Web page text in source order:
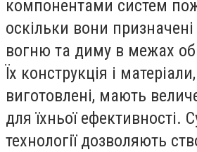
компонентами систем
оскільки вони
вогню та диму в межах
Їх конструкція і
виготовлені, мають
для їхньої ефективності.
технології дозволяють